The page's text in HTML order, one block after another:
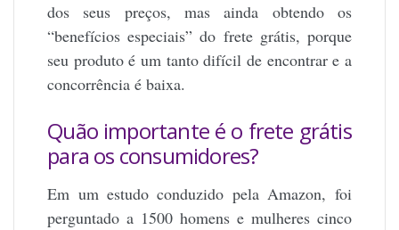
dos seus preços, mas ainda obtendo os
“benefícios especiais” do frete grátis, porque
seu produto é um tanto difícil de encontrar e a
concorrência é baixa.
Quão importante é o frete grátis
para os consumidores?
Em um estudo conduzido pela Amazon, foi
perguntado a 1500 homens e mulheres cinco